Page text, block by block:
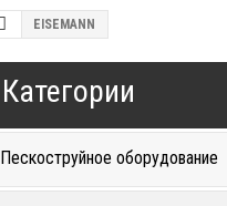
EISEMANN
Категории
Пескоструйное оборудование